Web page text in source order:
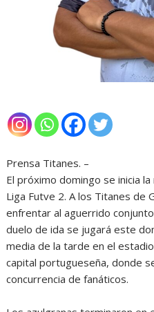
Prensa Titanes. –
El próximo domingo se inicia
Liga Futve 2. A los Titanes de
enfrentar al aguerrido
duelo de ida se jugará este
media de la tarde en el
capital portugueseña, donde
concurrencia de fanáticos.